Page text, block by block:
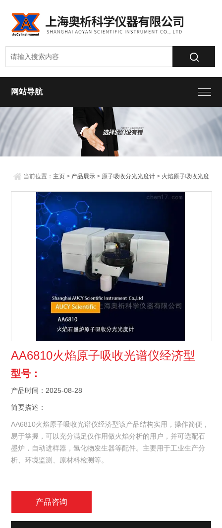
网站导航
当前位置： 主页 > 产品展示 > 原子吸收分光光度计 > 火焰原子吸收光度
> AA6810火焰原子吸收光谱仪经济型
AA6810火焰原子吸收光谱仪经济型
型号：
产品时间：2025-08-28
简要描述：
AA6810火焰原子吸收光谱仪经济型该产品结构实用，操作简便，
易于掌握，可以充分满足仅作用做火焰分析的用户，并可选配石
墨炉，自动进样器，氢化物发生器等配件。主要用于工业生产分
析、环境监测、原材料检测等。
产品咨询